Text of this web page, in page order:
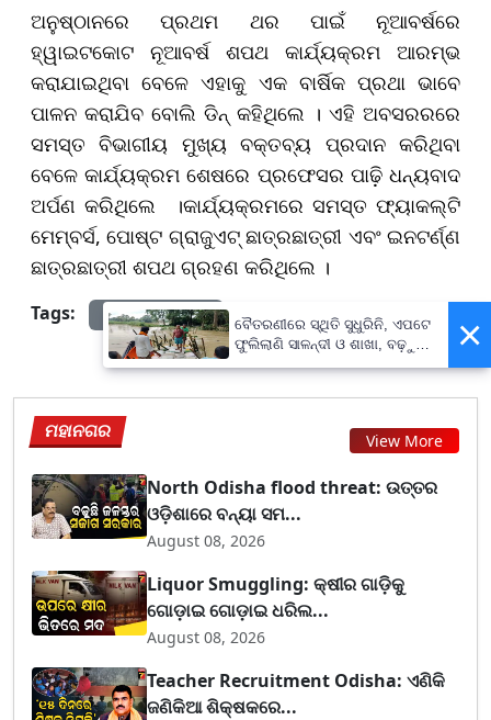
ଅନୁଷ୍ଠାନରେ ପ୍ରଥମ ଥର ପାଇଁ ନୂଆବର୍ଷରେ
ହ୍ୱାଇଟକୋଟ ନୂଆବର୍ଷ ଶପଥ କାର୍ଯ୍ୟକ୍ରମ ଆରମ୍ଭ
କରାଯାଇଥିବା ବେଳେ ଏହାକୁ ଏକ ବାର୍ଷିକ ପ୍ରଥା ଭାବେ
ପାଳନ କରାଯିବ ବୋଲି ଡିନ୍ କହିଥିଲେ । ଏହି ଅବସରରରେ
ସମସ୍ତ ବିଭାଗୀୟ ମୁଖ୍ୟ ବକ୍ତବ୍ୟ ପ୍ରଦାନ କରିଥିବା
ବେଳେ କାର୍ଯ୍ୟକ୍ରମ ଶେଷରେ ପ୍ରଫେସର ପାଢ଼ି ଧନ୍ୟବାଦ
ଅର୍ପଣ କରିଥିଲେ ।କାର୍ଯ୍ୟକ୍ରମରେ ସମସ୍ତ ଫ୍ୟାକଲ୍ଟି
ମେମ୍ବର୍ସ, ପୋଷ୍ଟ ଗ୍ରାଜୁଏଟ୍ ଛାତ୍ରଛାତ୍ରୀ ଏବଂ ଇନଟର୍ଣ୍ଣ
ଛାତ୍ରଛାତ୍ରୀ ଶପଥ ଗ୍ରହଣ କରିଥିଲେ ।
Tags: prameyanews7
ମହାନଗର View More
North Odisha flood threat: ଉତ୍ତର
ଓଡ଼ିଶାରେ ବନ୍ୟା ସମ...
August 08, 2026
Liquor Smuggling: କ୍ଷୀର ଗାଡ଼ିକୁ
ଗୋଡ଼ାଇ ଗୋଡ଼ାଇ ଧରିଲ...
August 08, 2026
Teacher Recruitment Odisha: ଏଣିକି
ଜଣିକିଆ ଶିକ୍ଷକରେ...
×
ବୈତରଣୀରେ ସ୍ଥିତି ସୁଧୁରିନି, ଏପଟେ
ଫୁଲିଲାଣି ସାଳନ୍ଦୀ ଓ ଶାଖା, ବଢ଼ୁଛି